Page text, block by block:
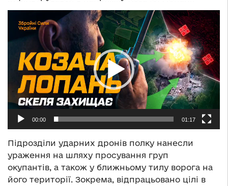
Відеопрогравач
00:00 01:17
Підрозділи ударних дронів полку нанесли
ураження на шляху просування груп
окупантів, а також у ближньому тилу ворога на
його території. Зокрема, відпрацьовано цілі в